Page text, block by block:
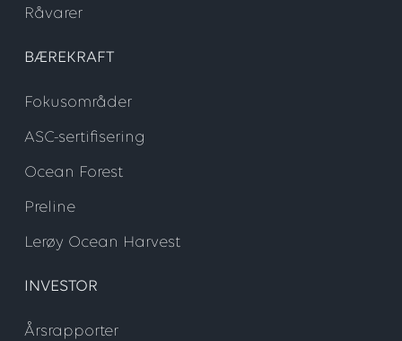
Råvarer
BÆREKRAFT
Fokusområder
ASC-sertifisering
Ocean Forest
Preline
Lerøy Ocean Harvest
INVESTOR
Årsrapporter